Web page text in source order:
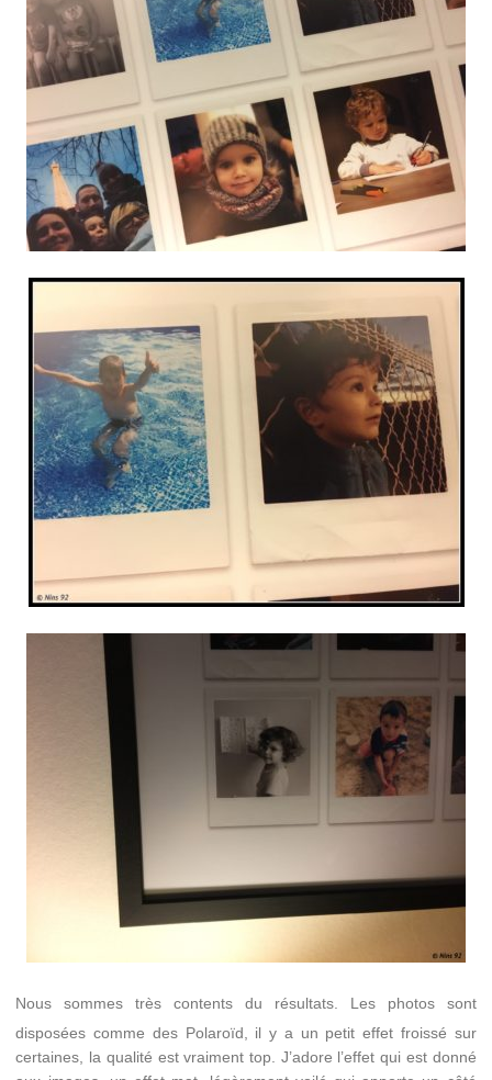
Nous sommes très contents du résultats. Les photos sont
disposées comme des Polaroïd, il y a un petit effet froissé sur
certaines, la qualité est vraiment top. J’adore l’effet qui est donné